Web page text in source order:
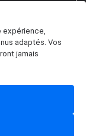
expérience,
adaptés. Vos
jamais